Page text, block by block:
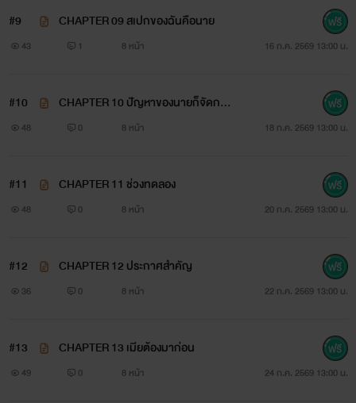
#9 CHAPTER 09 สเปกของฉันคือนาย
43 1 8 หน้า 16 ก.ค. 2569 13:00 น.
#10
CHAPTER 10 ปัญหาของนายก็จัดการเ
อง
48 0 8 หน้า 18 ก.ค. 2569 13:00 น.
#11 CHAPTER 11 ช่วงทดลอง
48 0 8 หน้า 20 ก.ค. 2569 13:00 น.
#12 CHAPTER 12 ประกาศสำคัญ
36 0 8 หน้า 22 ก.ค. 2569 13:00 น.
#13 CHAPTER 13 เมียต้องมาก่อน
49 0 8 หน้า 24 ก.ค. 2569 13:00 น.